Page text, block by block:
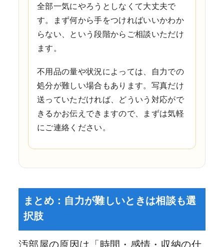
全部一気にやろうとしなくて大丈夫で
す。まず何から手をつければいいかわか
らない、という段階からご相談いただけ
ます。
不用品の量や状況によっては、自力での
処分が難しい場合もあります。写真だけ
送っていただければ、どういう対応がで
きるかお伝えできますので、まずは気軽
にご連絡ください。
まとめ：自力が難しいときは相談も選
択肢